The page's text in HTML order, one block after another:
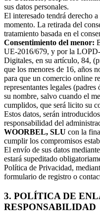
sus datos personales.
El interesado tendrá derecho
momento. La retirada del
tratamiento basada en el
Consentimiento del menor:
UE-2016/679, y por la
Digitales, en su artículo, 84,
que los menores de 16, años
para que un comercio online
representantes legales
su nombre, salvo cuando el
cumplidos, que será licito su
Estos datos, serán
responsabilidad del
WOORBEL, SLU con la
cumplir los compromisos
El envío de sus datos
estará supeditado
Política de Privacidad,
formulario de registro o
3. POLÍTICA DE
RESPONSABILIDAD